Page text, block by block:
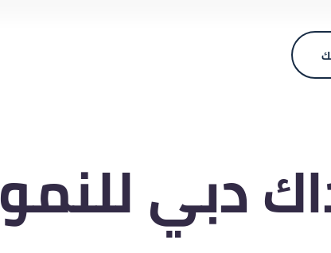
دبي للنمو